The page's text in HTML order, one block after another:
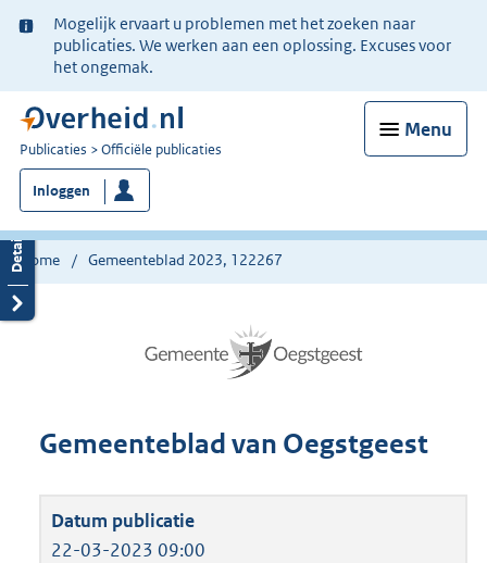
Ter
informatie:
Mogelijk ervaart u problemen met het zoeken naar
publicaties. We werken aan een oplossing. Excuses voor
het ongemak.
Menu
U
bent
nu
hier:
Publicaties Officiële publicaties
Inloggen
Home Gemeenteblad 2023, 122267
Gemeenteblad van Oegstgeest
22-03-2023 09:00